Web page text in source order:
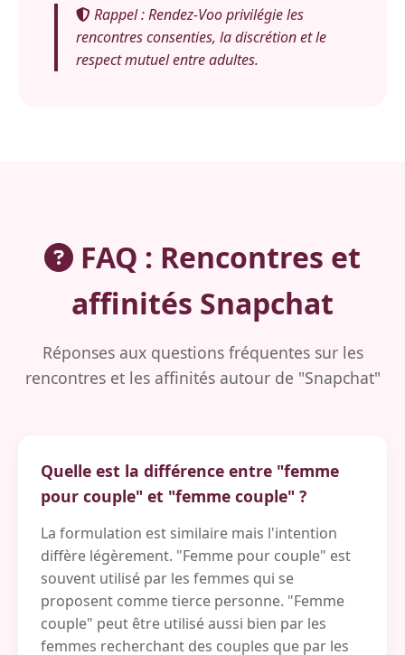
Rappel : Rendez-Voo privilégie les
rencontres consenties, la discrétion et le
respect mutuel entre adultes.
FAQ : Rencontres et
affinités Snapchat
Réponses aux questions fréquentes sur les
rencontres et les affinités autour de "Snapchat"
Quelle est la différence entre "femme
pour couple" et "femme couple" ?
La formulation est similaire mais l'intention
diffère légèrement. "Femme pour couple" est
souvent utilisé par les femmes qui se
proposent comme tierce personne. "Femme
couple" peut être utilisé aussi bien par les
femmes recherchant des couples que par les